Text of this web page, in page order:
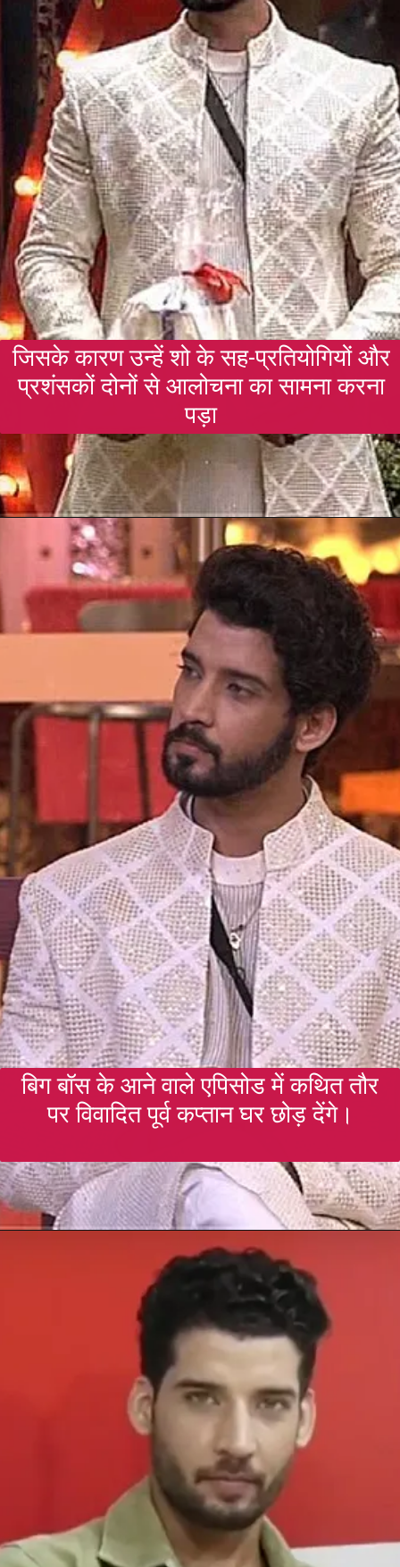
जिसके कारण उन्हें शो के सह-प्रतियोगियों और
प्रशंसकों दोनों से आलोचना का सामना करना
पड़ा
Opening https://gazetapost.com/salman-khan-charge-rs-1000-crore-for-hosting-bigg-boss-16/57822/
बिग बॉस के आने वाले एपिसोड में कथित तौर
पर विवादित पूर्व कप्तान घर छोड़ देंगे।